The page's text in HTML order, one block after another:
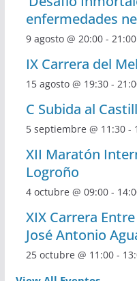
enfermedades
9 agosto @ 20:00- 21:00
IX Carrera del
15 agosto @ 19:30-
C Subida al
5 septiembre @ 11:30-
XII Maratón
Logroño
4 octubre @ 09:00-
XIX Carrera
José Antonio
25 octubre @ 11:00-